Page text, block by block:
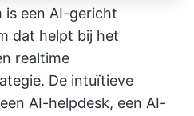
is een AI-gericht
dat helpt bij het
realtime
De intuïtieve
AI-helpdesk, een AI-